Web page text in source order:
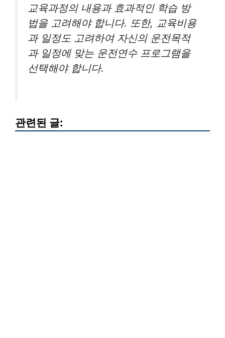
교육과정의 내용과 효과적인 학습 방
법을 고려해야 합니다. 또한, 교육비용
과 일정도 고려하여 자신의 운전목적
과 일정에 맞는 운전연수 프로그램을
선택해야 합니다.
관련된 글: